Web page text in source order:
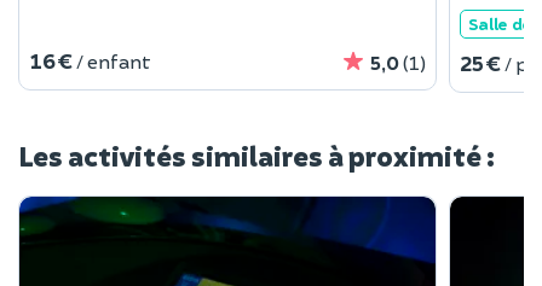
16 € / enfant 5,0(1)
Salle de
25 € /
Les activités similaires à proximité :